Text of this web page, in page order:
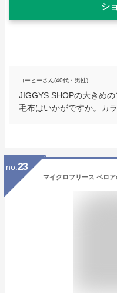
シ
コーヒーさん(40代・男性)
JIGGYS SHOPの大きめ
毛布はいかがですか。カ
no. 23